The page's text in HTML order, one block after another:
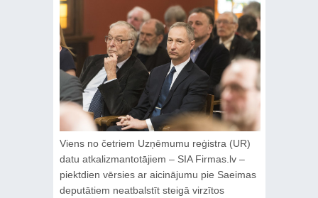
Viens no četriem Uzņēmumu reģistra (UR)
datu atkalizmantotājiem – SIA Firmas.lv –
piektdien vērsies ar aicinājumu pie Saeimas
deputātiem neatbalstīt steigā virzītos